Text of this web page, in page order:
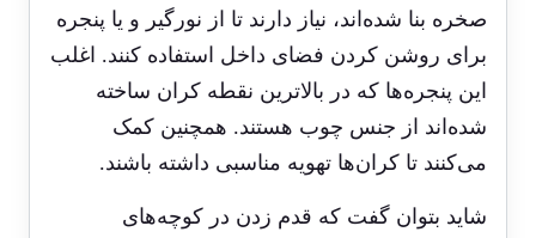
صخره بنا شده‌اند، نیاز دارند تا از نورگیر و یا پنجره
برای روشن کردن فضای داخل استفاده کنند. اغلب
این پنجره‌ها که در بالا‌ترین نقطه کران ساخته
شده‌اند از جنس چوب هستند. همچنین کمک
می‌کنند تا کران‌ها تهویه مناسبی داشته باشند.
شاید بتوان گفت که قدم زدن در کوچه‌های